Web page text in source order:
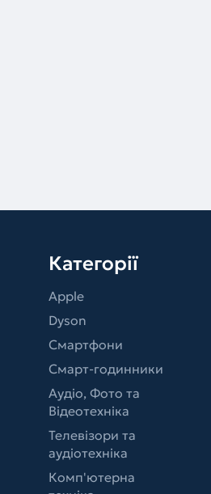
Категорії
Apple
Dyson
Смартфони
Смарт-годинники
Аудіо, Фото та
Відеотехніка
Телевізори та
аудіотехніка
Комп'ютерна